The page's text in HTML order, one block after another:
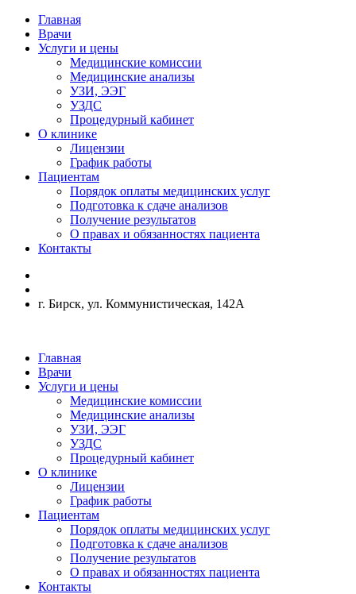
Главная
Врачи
Услуги и цены
Медицинские комиссии
Медицинские анализы
УЗИ, ЭЭГ
УЗДС
Процедурный кабинет
О клинике
Лицензии
График работы
Пациентам
Порядок оплаты медицинских услуг
Подготовка к сдаче анализов
Получение результатов
О правах и обязанностях пациента
Контакты
г. Бирск, ул. Коммунистическая, 142А
Главная
Врачи
Услуги и цены
Медицинские комиссии
Медицинские анализы
УЗИ, ЭЭГ
УЗДС
Процедурный кабинет
О клинике
Лицензии
График работы
Пациентам
Порядок оплаты медицинских услуг
Подготовка к сдаче анализов
Получение результатов
О правах и обязанностях пациента
Контакты